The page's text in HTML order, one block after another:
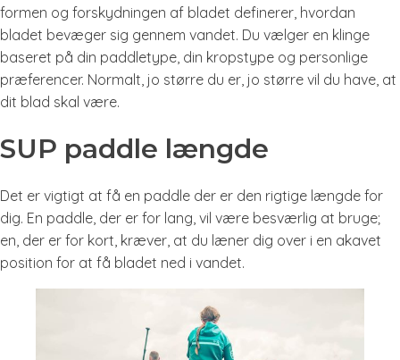
formen og forskydningen af bladet definerer, hvordan
bladet bevæger sig gennem vandet. Du vælger en klinge
baseret på din paddletype, din kropstype og personlige
præferencer. Normalt, jo større du er, jo større vil du have, at
dit blad skal være.
SUP paddle længde
Det er vigtigt at få en paddle der er den rigtige længde for
dig. En paddle, der er for lang, vil være besværlig at bruge;
en, der er for kort, kræver, at du læner dig over i en akavet
position for at få bladet ned i vandet.